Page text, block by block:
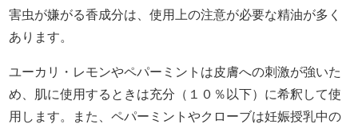
害虫が嫌がる香成分は、使用上の注意が必要な精油が多く
あります。
ユーカリ・レモンやペパーミントは皮膚への刺激が強いた
め、肌に使用するときは充分（１０％以下）に希釈して使
用します。また、ペパーミントやクローブは妊娠授乳中の